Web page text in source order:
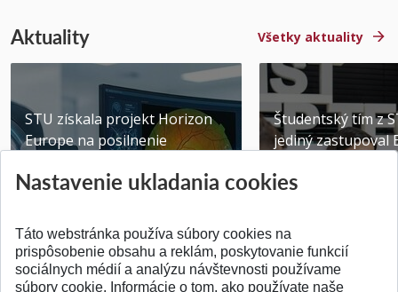
Aktuality Všetky aktuality
STU získala projekt Horizon
Europe na posilnenie
Publikované 31.07.2026
Študentský tím z
jediný zastupoval
Publikované
Nastavenie ukladania cookies
Táto webstránka používa súbory cookies na
prispôsobenie obsahu a reklám, poskytovanie funkcií
sociálnych médií a analýzu návštevnosti používame
súbory cookie. Informácie o tom, ako používate naše